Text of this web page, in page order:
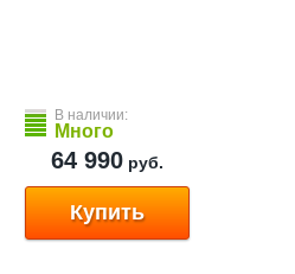
В наличии:
Много
64 990 руб.
Купить